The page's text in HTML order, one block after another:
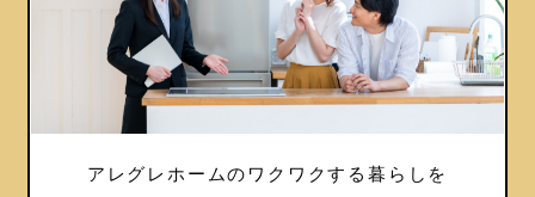
アレグレホームのワクワクする暮らしを